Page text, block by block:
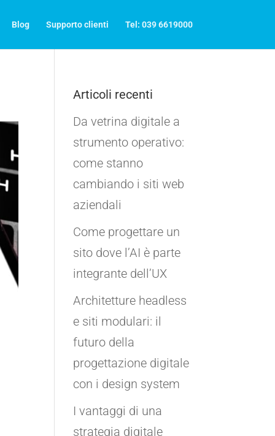
Blog Supporto clienti Tel: 039 6619000
Articoli recenti
Da vetrina digitale a
strumento operativo:
come stanno
cambiando i siti web
aziendali
Come progettare un
sito dove l’AI è parte
integrante dell’UX
Architetture headless
e siti modulari: il
futuro della
progettazione digitale
con i design system
I vantaggi di una
strategia digitale